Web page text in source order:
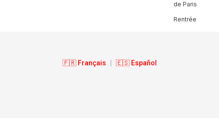
de Paris
Rentrée
🇫🇷 Français 🇪🇸 Español